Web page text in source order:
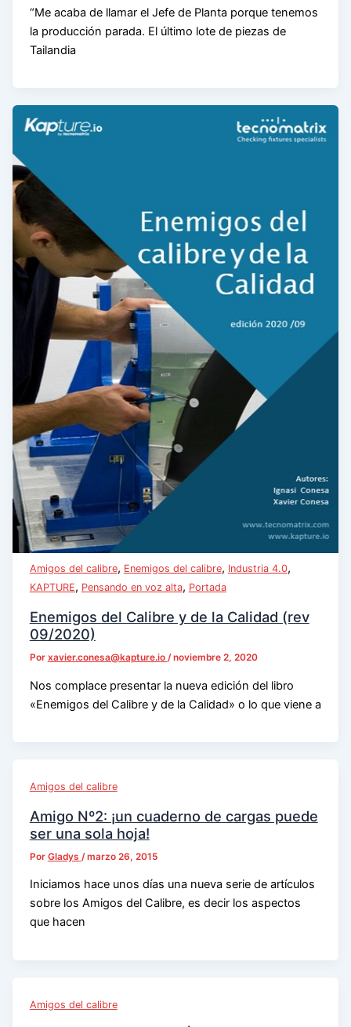
“Me acaba de llamar el Jefe de Planta porque tenemos
la producción parada. El último lote de piezas de
Tailandia
Amigos del calibre, Enemigos del calibre, Industria 4.0,
KAPTURE, Pensando en voz alta, Portada
Enemigos del Calibre y de la Calidad (rev
09/2020)
Por xavier.conesa@kapture.io /noviembre 2, 2020
Nos complace presentar la nueva edición del libro
«Enemigos del Calibre y de la Calidad» o lo que viene a
Amigos del calibre
Amigo Nº2: ¡un cuaderno de cargas puede
ser una sola hoja!
Por Gladys /marzo 26, 2015
Iniciamos hace unos días una nueva serie de artículos
sobre los Amigos del Calibre, es decir los aspectos
que hacen
Amigos del calibre